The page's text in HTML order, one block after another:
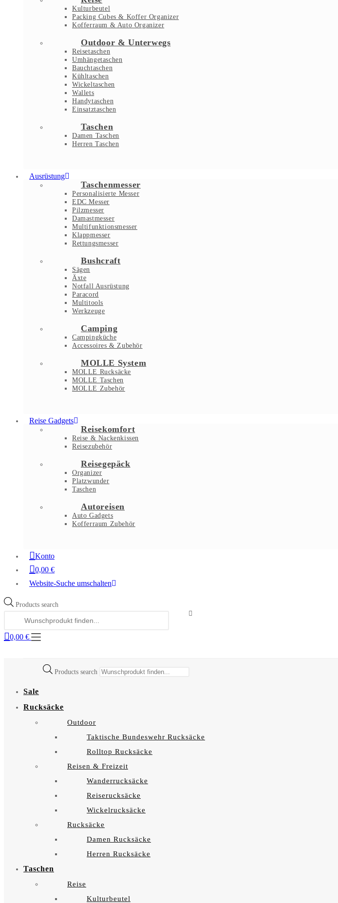
Kulturbeutel
Packing Cubes & Koffer Organizer
Kofferraum & Auto Organizer
Outdoor & Unterwegs
Reisetaschen
Umhängetaschen
Bauchtaschen
Kühltaschen
Wickeltaschen
Wallets
Handytaschen
Einsatztaschen
Taschen
Damen Taschen
Herren Taschen
Ausrüstung
Taschenmesser
Personalisierte Messer
EDC Messer
Pilzmesser
Damastmesser
Multifunktionsmesser
Klappmesser
Rettungsmesser
Bushcraft
Sägen
Äxte
Notfall Ausrüstung
Paracord
Multitools
Werkzeuge
Camping
Campingküche
Accessoires & Zubehör
MOLLE System
MOLLE Rucksäcke
MOLLE Taschen
MOLLE Zubehör
Reise Gadgets
Reisekomfort
Reise & Nackenkissen
Reisezubehör
Reisegepäck
Organizer
Platzwunder
Taschen
Autoreisen
Auto Gadgets
Kofferraum Zubehör
Konto
0,00 €
Website-Suche umschalten
Products search
0,00 €
Products search
Sale
Rucksäcke
Outdoor
Taktische Bundeswehr Rucksäcke
Rolltop Rucksäcke
Reisen & Freizeit
Wanderrucksäcke
Reiserucksäcke
Wickelrucksäcke
Rucksäcke
Damen Rucksäcke
Herren Rucksäcke
Taschen
Reise
Kulturbeutel